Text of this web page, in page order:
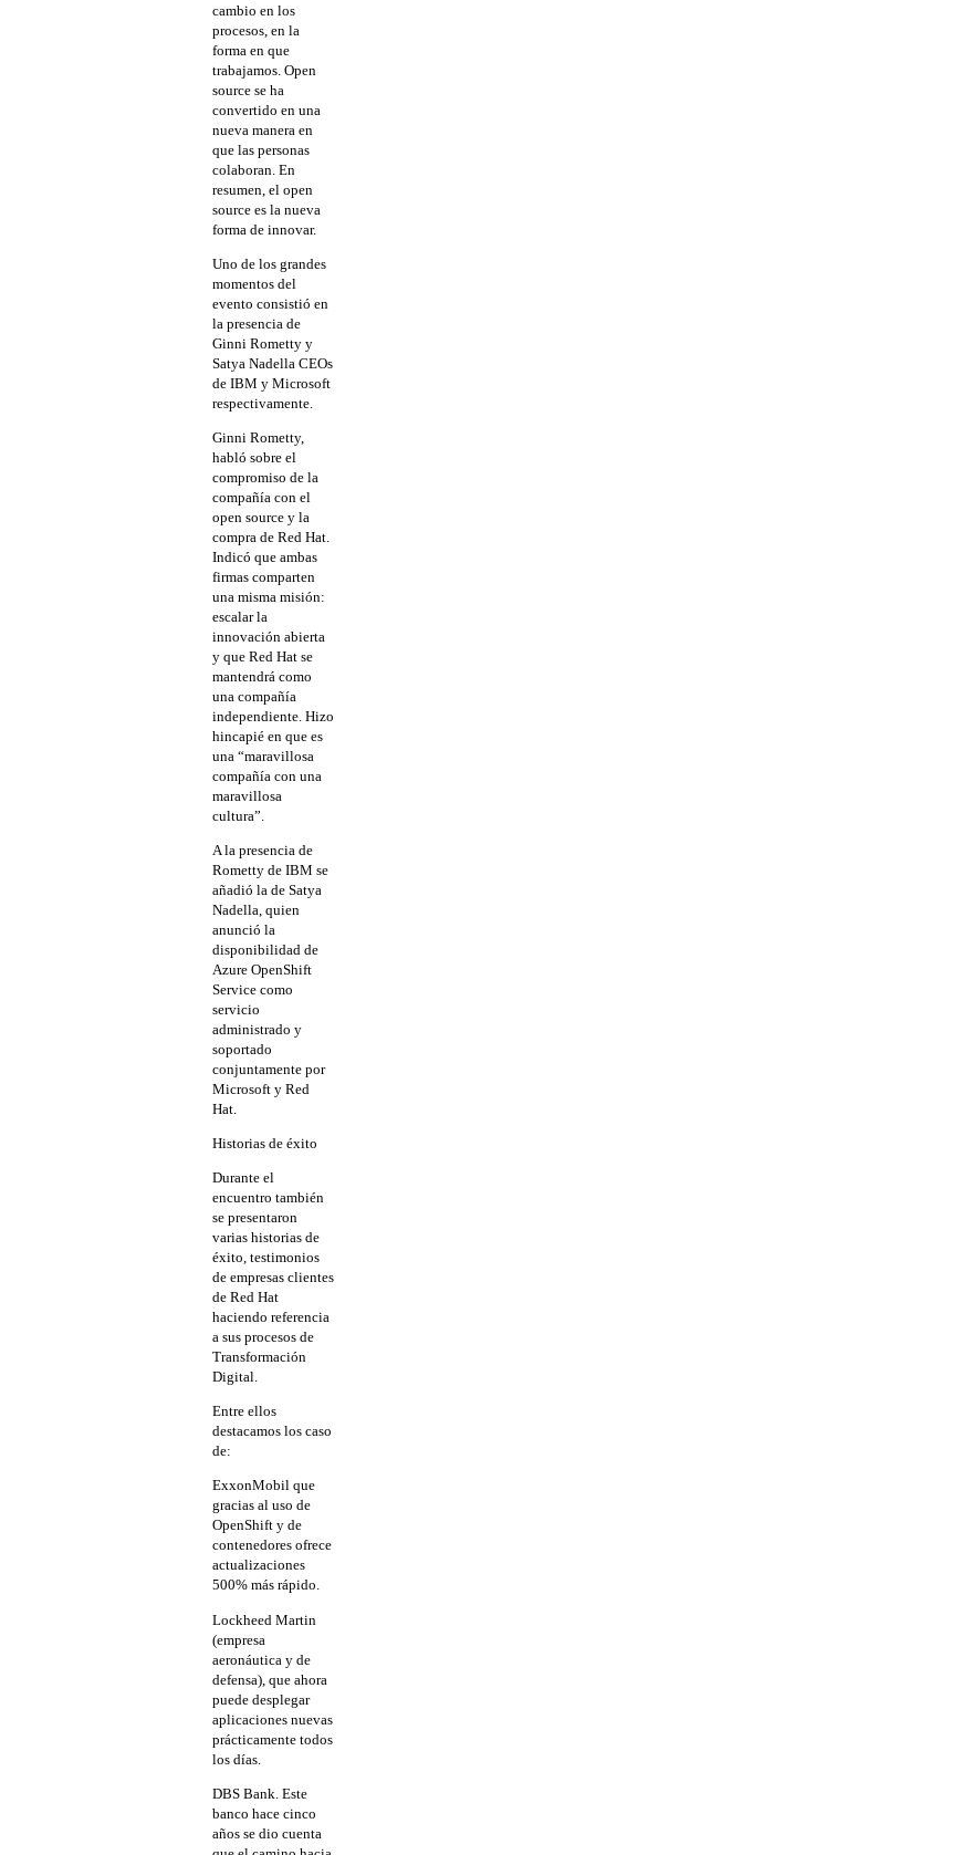
cambio en los
procesos, en la
forma en que
trabajamos. Open
source se ha
convertido en una
nueva manera en
que las personas
colaboran. En
resumen, el open
source es la nueva
forma de innovar.
Uno de los grandes
momentos del
evento consistió en
la presencia de
Ginni Rometty y
Satya Nadella CEOs
de IBM y Microsoft
respectivamente.
Ginni Rometty,
habló sobre el
compromiso de la
compañía con el
open source y la
compra de Red Hat.
Indicó que ambas
firmas comparten
una misma misión:
escalar la
innovación abierta
y que Red Hat se
mantendrá como
una compañía
independiente. Hizo
hincapié en que es
una “maravillosa
compañía con una
maravillosa
cultura”.
A la presencia de
Rometty de IBM se
añadió la de Satya
Nadella, quien
anunció la
disponibilidad de
Azure OpenShift
Service como
servicio
administrado y
soportado
conjuntamente por
Microsoft y Red
Hat.
Historias de éxito
Durante el
encuentro también
se presentaron
varias historias de
éxito, testimonios
de empresas clientes
de Red Hat
haciendo referencia
a sus procesos de
Transformación
Digital.
Entre ellos
destacamos los caso
de:
ExxonMobil que
gracias al uso de
OpenShift y de
contenedores ofrece
actualizaciones
500% más rápido.
Lockheed Martin
(empresa
aeronáutica y de
defensa), que ahora
puede desplegar
aplicaciones nuevas
prácticamente todos
los días.
DBS Bank. Este
banco hace cinco
años se dio cuenta